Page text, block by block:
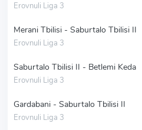
Erovnuli Liga 3
Merani Tbilisi - Saburtalo Tbilisi II
Erovnuli Liga 3
Saburtalo Tbilisi II - Betlemi Keda
Erovnuli Liga 3
Gardabani - Saburtalo Tbilisi II
Erovnuli Liga 3